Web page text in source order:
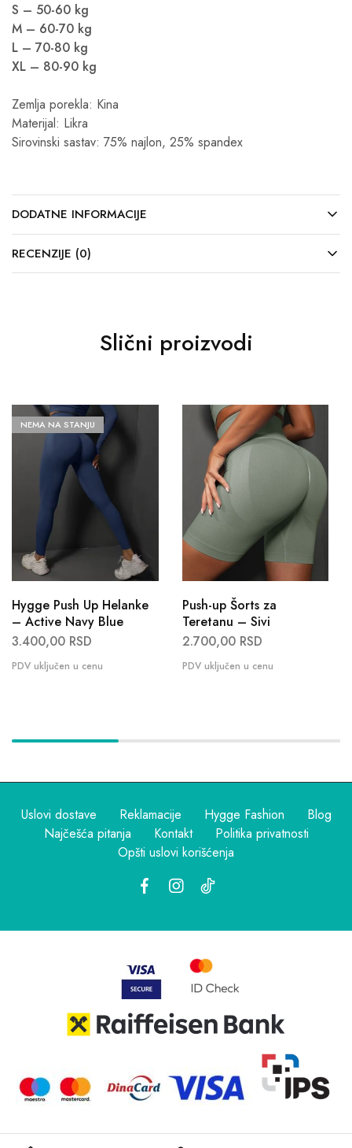
S – 50-60 kg
M – 60-70 kg
L – 70-80 kg
XL – 80-90 kg
Zemlja porekla: Kina
Materijal: Likra
Sirovinski sastav: 75% najlon, 25% spandex
DODATNE INFORMACIJE
RECENZIJE (0)
Slični proizvodi
NEMA NA STANJU
Hygge Push Up Helanke
– Active Navy Blue
3.400,00 RSD
Push-up Šorts za
Teretanu – Sivi
2.700,00 RSD
Uslovi dostave Reklamacije Hygge Fashion
Blog
Najčešća pitanja
Kontakt
Politika privatnosti
Opšti uslovi korišćenja